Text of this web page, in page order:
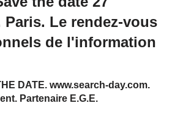
Paris. Le rendez-vous
de l'information
DATE. www.search-day.com.
Partenaire E.G.E.